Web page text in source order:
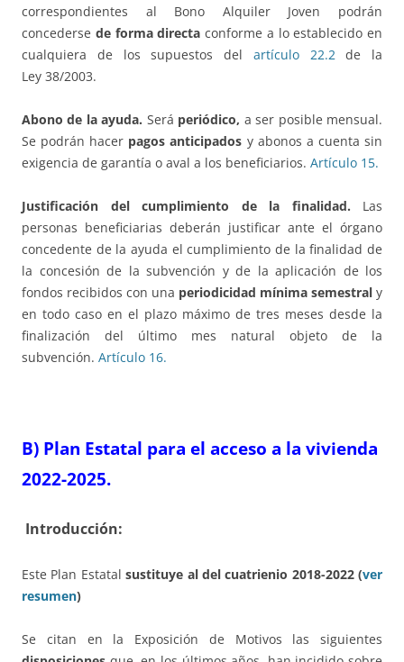
correspondientes al Bono Alquiler Joven podrán
concederse de forma directa conforme a lo establecido en
cualquiera de los supuestos del artículo 22.2de la
Ley 38/2003.
Abono de la ayuda. Será periódico, a ser posible mensual.
Se podrán hacer pagos anticipados y abonos a cuenta sin
exigencia de garantía o aval a los beneficiarios. Artículo 15.
Justificación del cumplimiento de la finalidad. Las
personas beneficiarias deberán justificar ante el órgano
concedente de la ayuda el cumplimiento de la finalidad de
la concesión de la subvención y de la aplicación de los
fondos recibidos con una periodicidad mínima semestral y
en todo caso en el plazo máximo de tres meses desde la
finalización del último mes natural objeto de la
subvención. Artículo 16.
B) Plan Estatal para el acceso a la vivienda
2022-2025.
Introducción:
Este Plan Estatalsustituye al del cuatrienio 2018-2022 (ver
resumen)
Se citan en la Exposición de Motivos las siguientes